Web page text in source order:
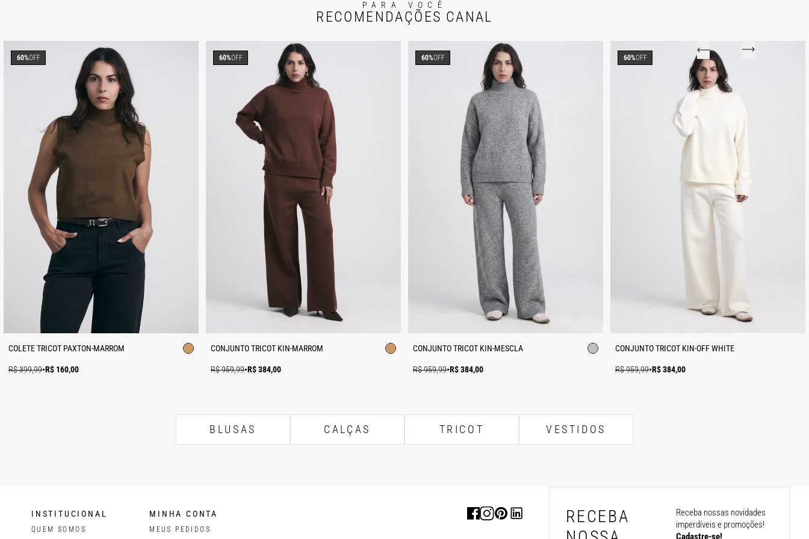
PARA VOCÊ
RECOMENDAÇÕES CANAL
COLETE TRICOT PAXTON-MARROM
R$ 399,99•R$ 160,00
60%OFF
CONJUNTO TRICOT KIN-MARROM
R$ 959,99•R$ 384,00
60%OFF
CONJUNTO TRICOT KIN-MESCLA
R$ 959,99•R$ 384,00
60%OFF
CONJUNTO TRICOT KIN-OFF WHITE
R$ 959,99•R$ 384,00
60%OFF
BLUSAS CALÇAS TRICOT VESTIDOS
RECEBA
Receba nossas novidades
imperdíveis e promoções!
Cadastre-se!
INSTITUCIONAL
QUEM SOMOS
MINHA CONTA
MEUS PEDIDOS